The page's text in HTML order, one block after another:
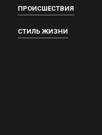
ПРОИСШЕСТВИЯ
СТИЛЬ ЖИЗНИ